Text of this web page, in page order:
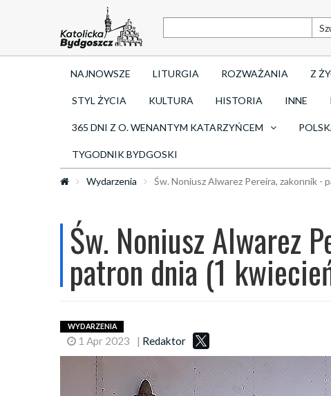
NAJNOWSZE LITURGIA ROZWAŻANIA Z
STYL ŻYCIA KULTURA HISTORIA INNE
365 DNI Z O. WENANTYM KATARZYŃCEM
TYGODNIK BYDGOSKI
Wydarzenia Św. Noniusz Alwarez Pereira, zakonnik -
Św. Noniusz Alwarez
patron dnia (1
WYDARZENIA
1 Apr 2023 | Redaktor